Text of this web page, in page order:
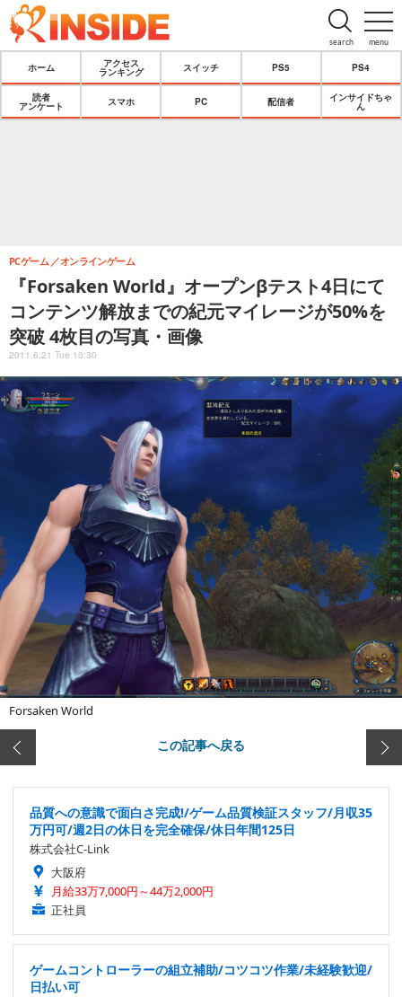
menu
search
ホーム
アクセス
ランキング
スイッチ PS5 PS4
読者
アンケート
スマホ PC 配信者
インサイドちゃ
ん
『Forsaken World』オープンβテスト4日にて
コンテンツ解放までの紀元マイレージが50%を
突破 4枚目の写真・画像
PCゲーム オンラインゲーム
2011.6.21 Tue 10:30
Forsaken World
この記事へ戻る
品質への意識で面白さ完成!/ゲーム品質検証スタッフ/月収35
万円可/週2日の休日を完全確保/休日年間125日
株式会社C-Link
大阪府
月給33万7,000円～44万2,000円
正社員
ゲームコントローラーの組立補助/コツコツ作業/未経験歓迎/
日払い可